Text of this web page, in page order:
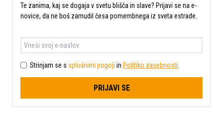
Te zanima, kaj se dogaja v svetu blišča in slave? Prijavi se na e-
novice, da ne boš zamudil česa pomembnega iz sveta estrade.
Strinjam se s splošnimi pogoji in Politiko zasebnosti
PRIJAVI SE